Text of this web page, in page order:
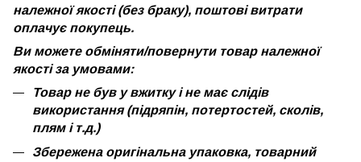
належної якості (без браку), поштові витрати
оплачує покупець.
Ви можете обміняти/повернути товар належної
якості за умовами:
Товар не був у вжитку і не має слідів
використання (підряпін, потертостей, сколів,
плям і т.д.)
Збережена оригінальна упаковка, товарний